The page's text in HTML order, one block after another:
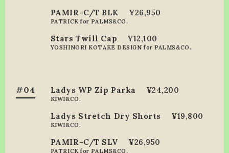
PAMIR-C/T BLK ¥26,950
PATRICK for PALMS&CO.
Stars Twill Cap ¥12,100
YOSHINORI KOTAKE DESIGN for PALMS&CO.
#04 Ladys WP Zip Parka ¥24,200
KIWI&CO.
Ladys Stretch Dry Shorts ¥19,800
KIWI&CO.
PAMIR-C/T SLV ¥26,950
PATRICK for PALMS&CO.